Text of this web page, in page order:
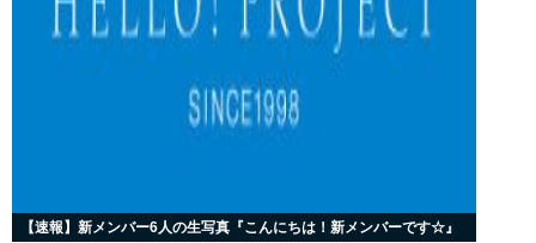
【速報】新メンバー6人の生写真『こんにちは！新メンバーです☆』